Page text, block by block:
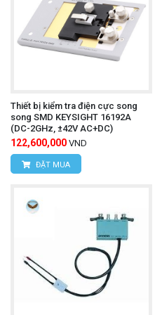
Thiết bị kiểm tra điện cực song
song SMD KEYSIGHT 16192A
(DC-2GHz, ±42V AC+DC)
122,600,000 VND
ĐẶT MUA